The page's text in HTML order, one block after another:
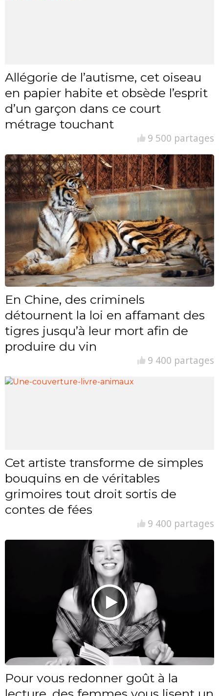
Allégorie de l’autisme, cet oiseau
en papier habite et obsède l’esprit
d’un garçon dans ce court
métrage touchant
9 500 partages
En Chine, des criminels
détournent la loi en affamant des
tigres jusqu’à leur mort afin de
produire du vin
9 400 partages
Cet artiste transforme de simples
bouquins en de véritables
grimoires tout droit sortis de
contes de fées
9 400 partages
Pour vous redonner goût à la